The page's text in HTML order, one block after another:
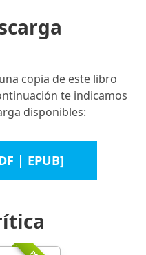
copia de este libro
te indicamos
disponibles:
| EPUB]